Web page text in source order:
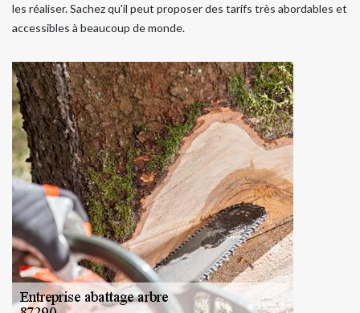
les réaliser. Sachez qu'il peut proposer des tarifs très abordables et
accessibles à beaucoup de monde.